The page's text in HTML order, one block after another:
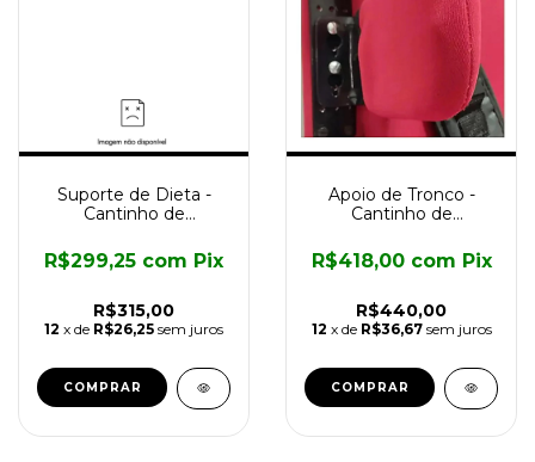
Suporte de Dieta -
Cantinho de
R$315,00
R$299,25 com Pix
12 x de R$26,25 sem juros
Apoio de Tronco -
Cantinho de
R$440,00
R$418,00 com Pix
12 x de R$36,67 sem juros